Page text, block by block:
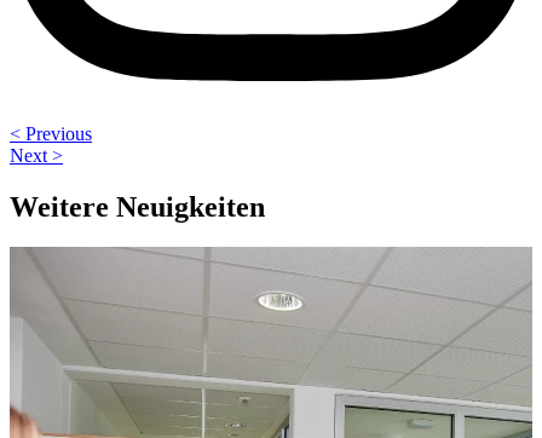
< Previous
Next >
Weitere Neuigkeiten